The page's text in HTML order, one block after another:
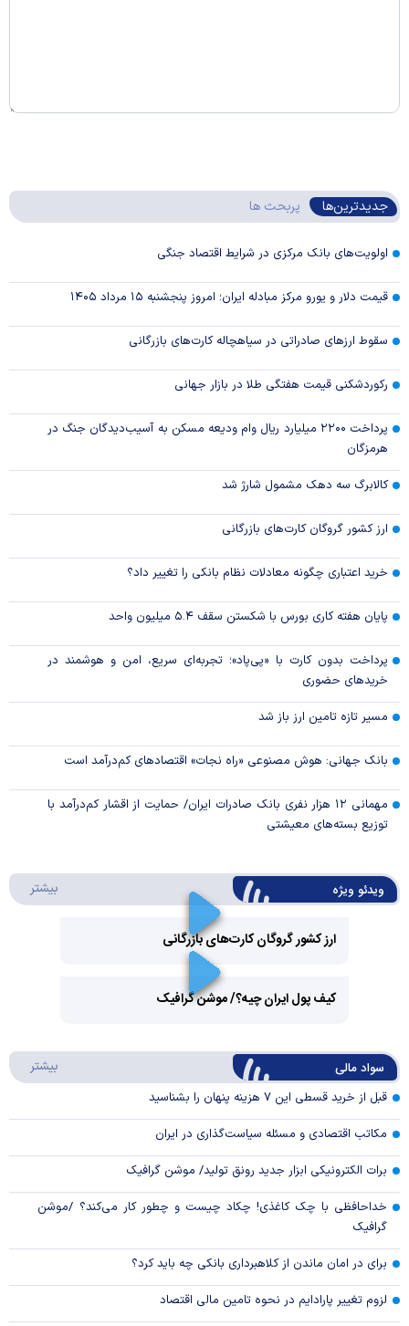
جدیدترین‌ها پربحث ها
اولویت‌های بانک مرکزی در شرایط اقتصاد جنگی
قیمت دلار و یورو مرکز مبادله ایران؛ امروز پنجشنبه ۱۵ مرداد ۱۴۰۵
سقوط ارزهای صادراتی در سیاهچاله کارت‌های بازرگانی
رکوردشکنی قیمت هفتگی طلا در بازار‌ جهانی
پرداخت ۲۲۰۰ میلیارد ریال وام ودیعه مسکن به آسیب‌دیدگان جنگ در
هرمزگان
کالابرگ سه دهک مشمول شارژ شد
ارز کشور گروگان کارت‌های بازرگانی
خرید اعتباری چگونه معادلات نظام بانکی را تغییر داد؟
پایان هفته کاری بورس با شکستن سقف ۵.۴ میلیون واحد
پرداخت بدون کارت با «پی‌پاد»؛ تجربه‌ای سریع، امن و هوشمند در
خریدهای حضوری
مسیر تازه تامین ارز باز شد
بانک جهانی: هوش مصنوعی «راه نجات» اقتصادهای کم‌درآمد است
مهمانی ۱۲ هزار نفری بانک صادرات ایران/ حمایت از اقشار کم‌درآمد با
توزیع بسته‌های معیشتی
ویدئو ویژه بیشتر
ارز کشور گروگان کارت‌های بازرگانی
Video
کیف پول ایران چیه؟/ موشن گرافیک
سواد مالی بیشتر
قبل از خرید قسطی این ۷ هزینه پنهان را بشناسید
مکاتب اقتصادی و مسئله سیاست‌گذاری در ایران
برات الکترونیکی ابزار جدید رونق تولید/ موشن گرافیک
خداحافظی با چک کاغذی! چکاد چیست و چطور کار می‌کند؟ /موشن
گرافیک
برای در امان ماندن از کلاهبرداری بانکی چه باید کرد؟
لزوم تغییر پارادایم در نحوه تامین مالی اقتصاد